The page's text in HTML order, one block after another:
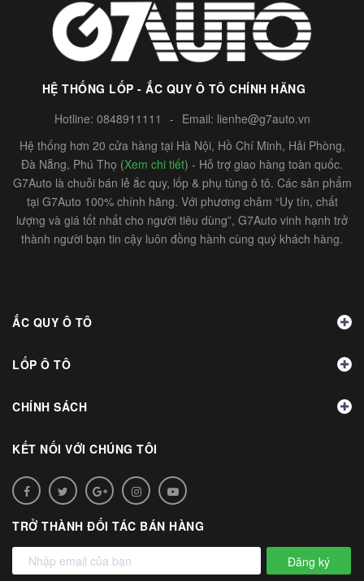
HỆ THỐNG LỐP - ẮC QUY Ô TÔ CHÍNH HÃNG
Hotline: 0848911111 - Email: lienhe@g7auto.vn
Hệ thống hơn 20 cửa hàng tại Hà Nội, Hồ Chí Minh, Hải Phòng,
Đà Nẵng, Phú Thọ (Xem chi tiết) - Hỗ trợ giao hàng toàn quốc.
G7Auto là chuỗi bán lẻ ắc quy, lốp & phụ tùng ô tô. Các sản phẩm
tại G7Auto 100% chính hãng. Với phương châm “Uy tín, chất
lượng và giá tốt nhất cho người tiêu dùng”, G7Auto vinh hạnh trở
thành người bạn tin cậy luôn đồng hành cùng quý khách hàng.
ẮC QUY Ô TÔ
LỐP Ô TÔ
CHÍNH SÁCH
KẾT NỐI VỚI CHÚNG TÔI
TRỞ THÀNH ĐỐI TÁC BÁN HÀNG
Đăng ký